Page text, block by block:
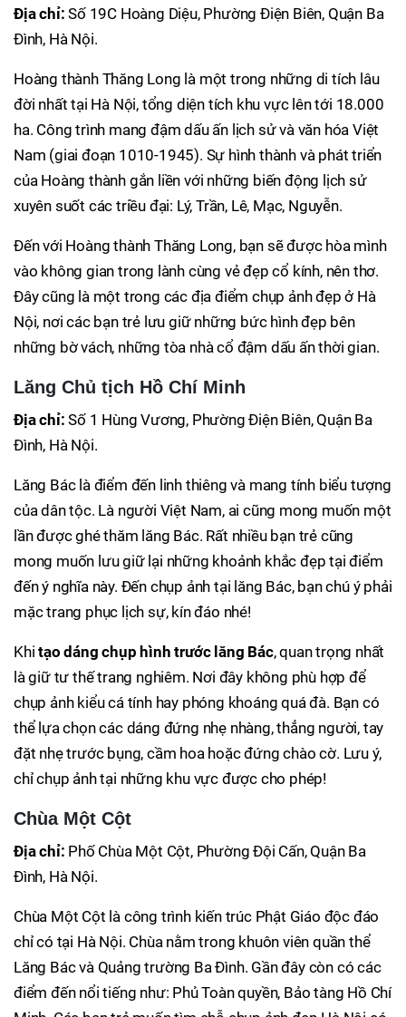
Địa chỉ: Số 19C Hoàng Diệu, Phường Điện Biên, Quận Ba
Đình, Hà Nội.
Hoàng thành Thăng Long là một trong những di tích lâu
đời nhất tại Hà Nội, tổng diện tích khu vực lên tới 18.000
ha. Công trình mang đậm dấu ấn lịch sử và văn hóa Việt
Nam (giai đoạn 1010-1945). Sự hình thành và phát triển
của Hoàng thành gắn liền với những biến động lịch sử
xuyên suốt các triều đại: Lý, Trần, Lê, Mạc, Nguyễn.
Đến với Hoàng thành Thăng Long, bạn sẽ được hòa mình
vào không gian trong lành cùng vẻ đẹp cổ kính, nên thơ.
Đây cũng là một trong các địa điểm chụp ảnh đẹp ở Hà
Nội, nơi các bạn trẻ lưu giữ những bức hình đẹp bên
những bờ vách, những tòa nhà cổ đậm dấu ấn thời gian.
Lăng Chủ tịch Hồ Chí Minh
Địa chỉ: Số 1 Hùng Vương, Phường Điện Biên, Quận Ba
Đình, Hà Nội.
Lăng Bác là điểm đến linh thiêng và mang tính biểu tượng
của dân tộc. Là người Việt Nam, ai cũng mong muốn một
lần được ghé thăm lăng Bác. Rất nhiều bạn trẻ cũng
mong muốn lưu giữ lại những khoảnh khắc đẹp tại điểm
đến ý nghĩa này. Đến chụp ảnh tại lăng Bác, bạn chú ý phải
mặc trang phục lịch sự, kín đáo nhé!
Khi tạo dáng chụp hình trước lăng Bác, quan trọng nhất
là giữ tư thế trang nghiêm. Nơi đây không phù hợp để
chụp ảnh kiểu cá tính hay phóng khoáng quá đà. Bạn có
thể lựa chọn các dáng đứng nhẹ nhàng, thẳng người, tay
đặt nhẹ trước bụng, cầm hoa hoặc đứng chào cờ. Lưu ý,
chỉ chụp ảnh tại những khu vực được cho phép!
Chùa Một Cột
Địa chỉ: Phố Chùa Một Cột, Phường Đội Cấn, Quận Ba
Đình, Hà Nội.
Chùa Một Cột là công trình kiến trúc Phật Giáo độc đáo
chỉ có tại Hà Nội. Chùa nằm trong khuôn viên quần thể
Lăng Bác và Quảng trường Ba Đình. Gần đây còn có các
điểm đến nổi tiếng như: Phủ Toàn quyền, Bảo tàng Hồ Chí